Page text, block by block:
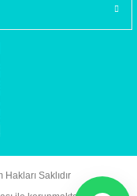
Saklıdır